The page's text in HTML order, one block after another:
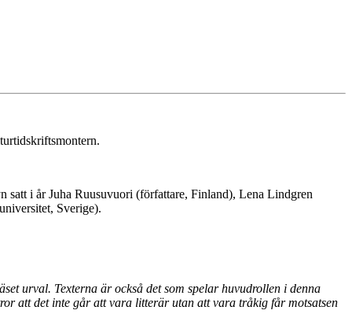
i år Juha Ruusuvuori (författare, Finland), Lena Lindgren
Sverige).
urval. Texterna är också det som spelar huvudrollen i denna
att det inte går att vara litterär utan att vara tråkig får motsatsen